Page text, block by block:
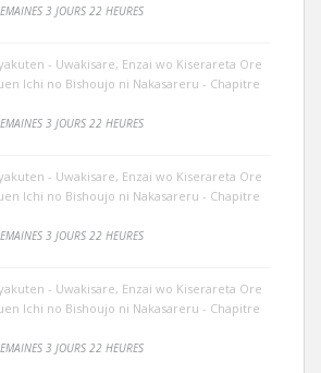
3 JOURS 22 HEURES
- Uwakisare, Enzai wo Kiserareta Ore
Ichi no Bishoujo ni Nakasareru - Chapitre
3 JOURS 22 HEURES
- Uwakisare, Enzai wo Kiserareta Ore
Ichi no Bishoujo ni Nakasareru - Chapitre
3 JOURS 22 HEURES
- Uwakisare, Enzai wo Kiserareta Ore
Ichi no Bishoujo ni Nakasareru - Chapitre
3 JOURS 22 HEURES